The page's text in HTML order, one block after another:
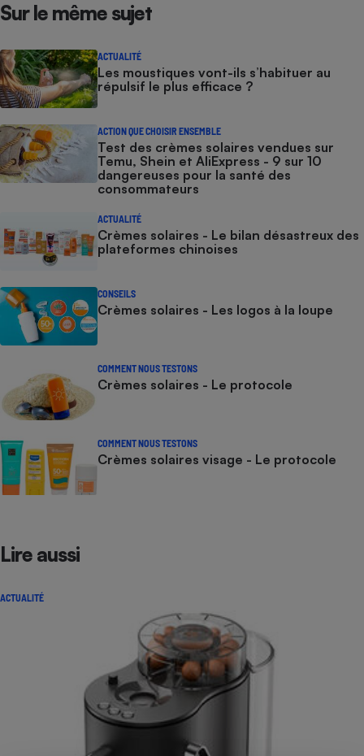
Sur le même sujet
ACTUALITÉ
Les moustiques vont-ils s’habituer au
répulsif le plus efficace ?
ACTION QUE CHOISIR ENSEMBLE
Test des crèmes solaires vendues sur
Temu, Shein et AliExpress - 9 sur 10
dangereuses pour la santé des
consommateurs
ACTUALITÉ
Crèmes solaires - Le bilan désastreux des
plateformes chinoises
CONSEILS
Crèmes solaires - Les logos à la loupe
COMMENT NOUS TESTONS
Crèmes solaires - Le protocole
COMMENT NOUS TESTONS
Crèmes solaires visage - Le protocole
Lire aussi
ACTUALITÉ